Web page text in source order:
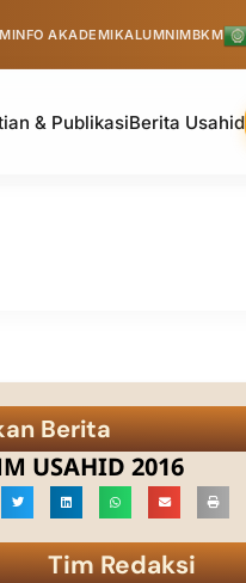
INFO AKADEMIKALUMNIMBKM
& PublikasiBerita Usahid
EDLINK
Berita
USAHID 2016
Tim Redaksi